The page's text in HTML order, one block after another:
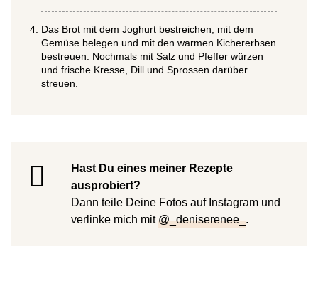
Das Brot mit dem Joghurt bestreichen, mit dem
Gemüse belegen und mit den warmen Kichererbsen
bestreuen. Nochmals mit Salz und Pfeffer würzen
und frische Kresse, Dill und Sprossen darüber
streuen.
Hast Du eines meiner Rezepte
ausprobiert?
Dann teile Deine Fotos auf Instagram und
verlinke mich mit@_deniserenee_.